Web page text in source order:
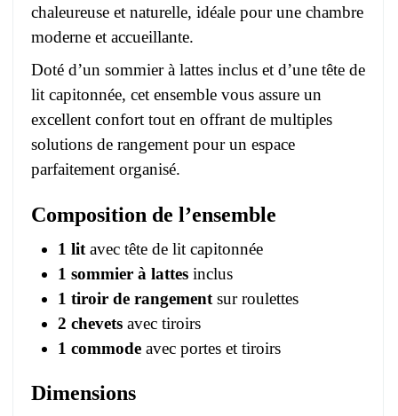
chaleureuse et naturelle, idéale pour une chambre
moderne et accueillante.
Doté d’un sommier à lattes inclus et d’une tête de
lit capitonnée, cet ensemble vous assure un
excellent confort tout en offrant de multiples
solutions de rangement pour un espace
parfaitement organisé.
Composition de l’ensemble
1 lit avec tête de lit capitonnée
1 sommier à lattes inclus
1 tiroir de rangement sur roulettes
2 chevets avec tiroirs
1 commode avec portes et tiroirs
Dimensions